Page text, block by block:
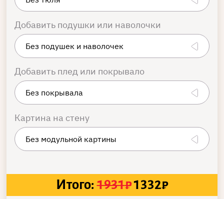
Добавить подушки или наволочки
Добавить плед или покрывало
Картина на стену
Итого: 1931₽1332₽